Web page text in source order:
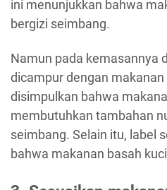
ini menunjukkan bahwa
bergizi seimbang.
Namun pada kemasannya
dicampur dengan
disimpulkan bahwa
membutuhkan tambahan
seimbang. Selain itu, label
bahwa makanan basah